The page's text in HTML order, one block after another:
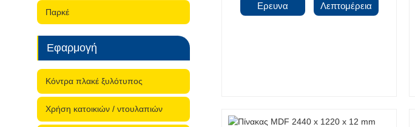
Παρκέ
Εφαρμογή
Κόντρα πλακέ ξυλότυπος
Χρήση κατοικιών / ντουλαπιών
Ερευνα Λεπτομέρεια